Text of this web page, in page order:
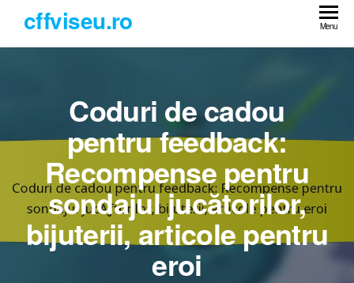
the
cffviseu.ro Menu
Coduri de cadou
pentru feedback:
Recompense pentru
sondajul jucătorilor,
bijuterii, articole pentru
eroi